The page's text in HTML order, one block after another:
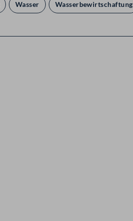
Wasser Wasserbewirtschaftung